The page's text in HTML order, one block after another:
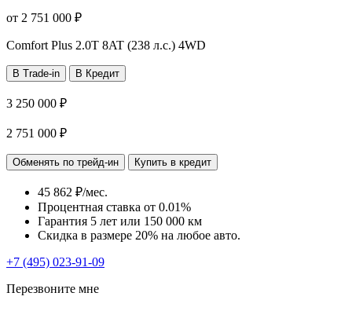
от 2 751 000 ₽
Comfort Plus 2.0T 8AT (238 л.с.) 4WD
В Trade-in В Кредит
3 250 000 ₽
2 751 000 ₽
Обменять по трейд-ин Купить в кредит
45 862 ₽/мес.
Процентная ставка от 0.01%
Гарантия 5 лет или 150 000 км
Скидка в размере 20% на любое авто.
+7 (495) 023-91-09
Перезвоните мне